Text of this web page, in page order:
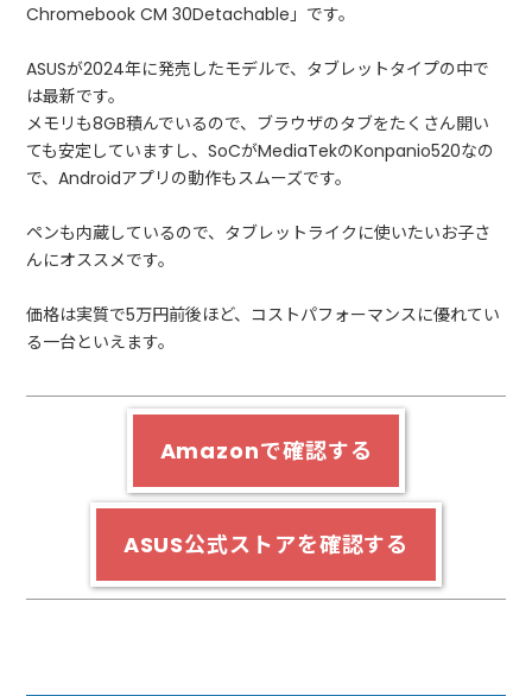
Chromebook CM 30Detachable」です。
ASUSが2024年に発売したモデルで、タブレットタイプの中で
は最新です。
メモリも8GB積んでいるので、ブラウザのタブをたくさん開い
ても安定していますし、SoCがMediaTekのKonpanio520なの
で、Androidアプリの動作もスムーズです。
ペンも内蔵しているので、タブレットライクに使いたいお子さ
んにオススメです。
価格は実質で5万円前後ほど、コストパフォーマンスに優れてい
る一台といえます。
Amazonで確認する
ASUS公式ストアを確認する